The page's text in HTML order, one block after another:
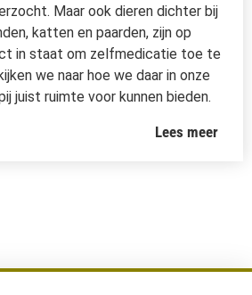
Maar ook dieren dichter bij
katten en paarden, zijn op
in staat om zelfmedicatie toe te
we naar hoe we daar in onze
juist ruimte voor kunnen bieden.
Lees meer